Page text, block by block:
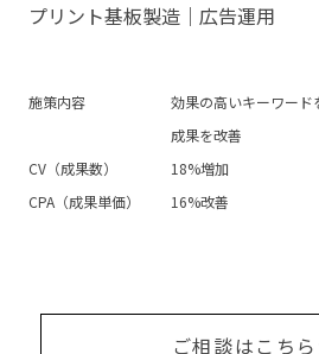
プリント基板製造｜広告運用
施策内容
効果の高いキーワード
成果を改善
CV（成果数）
18%増加
CPA（成果単価）
16%改善
ご相談はこち